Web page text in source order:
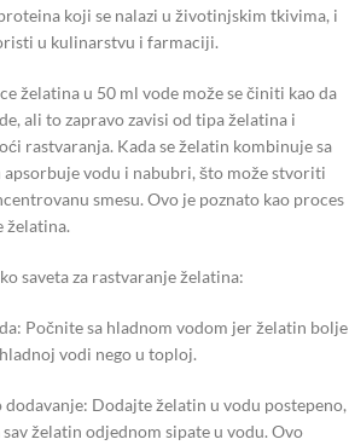
koji se nalazi u životinjskim tkivima, i
u kulinarstvu i farmaciji.
želatina u 50 ml vode može se činiti kao da
ali to zapravo zavisi od tipa želatina i
rastvaranja. Kada se želatin kombinuje sa
apsorbuje vodu i nabubri, što može stvoriti
smesu. Ovo je poznato kao proces
želatina.
saveta za rastvaranje želatina:
Počnite sa hladnom vodom jer želatin bolje
vodi nego u toploj.
dodavanje: Dodajte želatin u vodu postepeno,
sav želatin odjednom sipate u vodu. Ovo